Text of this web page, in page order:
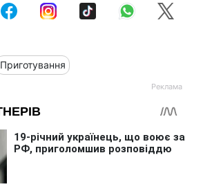
Приготування